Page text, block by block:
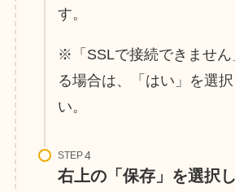
す。
※「SSLで接続できません
る場合は、「はい」を選
い。
STEP
右上の「保存」を選択